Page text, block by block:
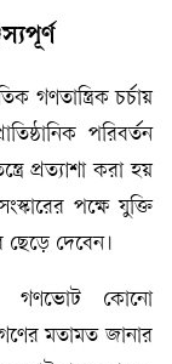
গণতান্ত্রিক চর্চায়
পরিবর্তন
প্রত্যাশা করা হয়
পক্ষে যুক্তি
দেবেন।
গণভোট কোনো
মতামত জানার